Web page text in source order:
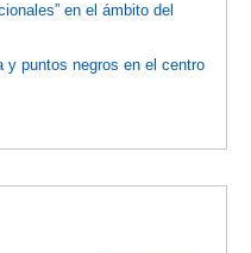
en el ámbito del
y puntos negros en el centro